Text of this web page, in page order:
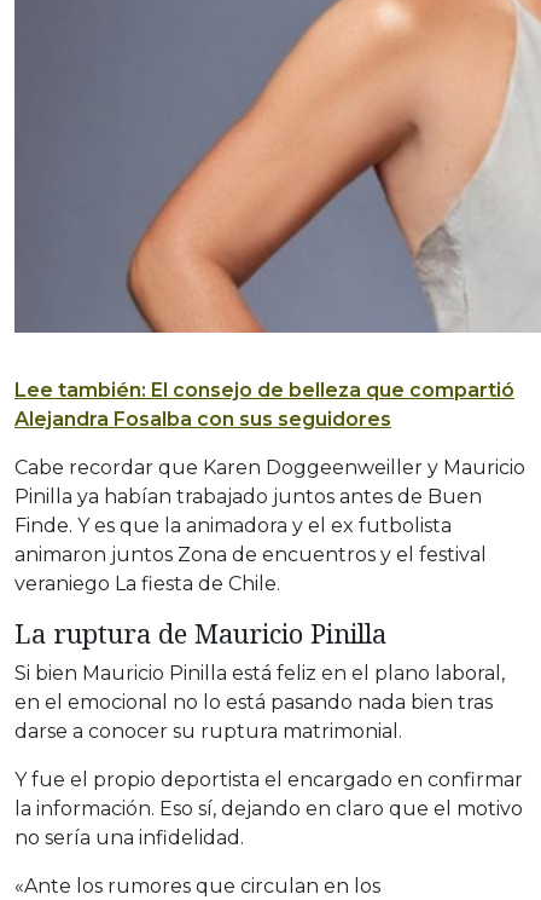
Lee también: El consejo de belleza que compartió
Alejandra Fosalba con sus seguidores
Cabe recordar que Karen Doggeenweiller y Mauricio
Pinilla ya habían trabajado juntos antes de Buen
Finde. Y es que la animadora y el ex futbolista
animaron juntos Zona de encuentros y el festival
veraniego La fiesta de Chile.
La ruptura de Mauricio Pinilla
Si bien Mauricio Pinilla está feliz en el plano laboral,
en el emocional no lo está pasando nada bien tras
darse a conocer su ruptura matrimonial.
Y fue el propio deportista el encargado en confirmar
la información. Eso sí, dejando en claro que el motivo
no sería una infidelidad.
«Ante los rumores que circulan en los